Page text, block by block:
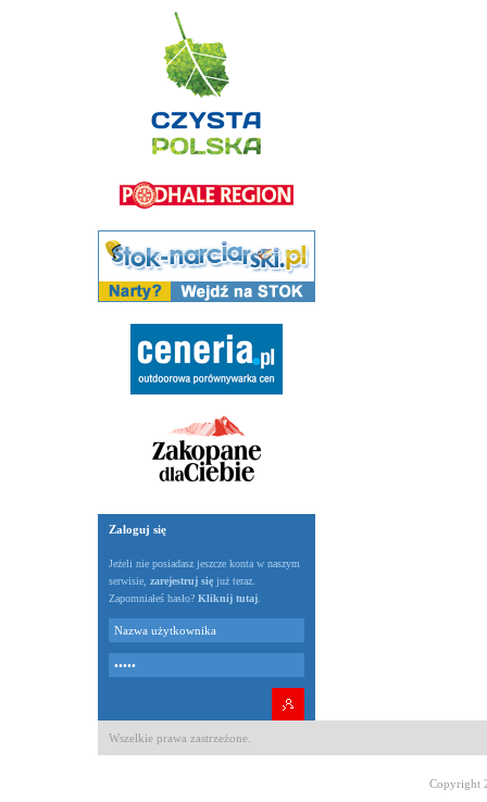
Zaloguj się
Jeżeli nie posiadasz jeszcze konta w naszym
serwisie, zarejestruj się już teraz.
Zapomniałeś hasło? Kliknij tutaj
Wszelkie prawa zastrzeżone.
Copyright